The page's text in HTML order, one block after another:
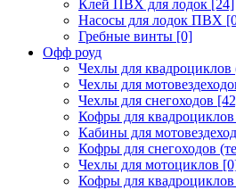
Клей ПВХ для лодок [24]
Насосы для лодок ПВХ
Гребные винты [0]
Офф роуд
Чехлы для
Чехлы для
Чехлы для снегоходов
Кофры для квадроциклов
Кабины для
Кофры для снегоходов
Чехлы для мотоциклов
Кофры для квадроциклов